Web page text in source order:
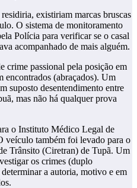
existiriam marcas bruscas
O sistema de monitoramento
Polícia para verificar se o casal
acompanhado de mais alguém.
crime passional pela posição em
encontrados (abraçados). Um
suposto desentendimento entre
mas não há qualquer prova
o Instituto Médico Legal de
veículo também foi levado para o
Trânsito (Ciretran) de Tupã. Um
os crimes (duplo
a autoria, motivo e em